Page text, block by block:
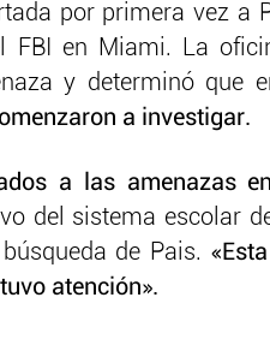
por primera vez a
FBI en Miami. La
y determinó que
a investigar.
a las amenazas
del sistema escolar
de Pais.
atención».